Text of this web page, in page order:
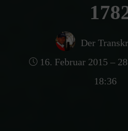
Der
16. Februar 2015 –
18:36